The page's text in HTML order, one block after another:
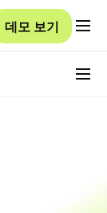
데모 보기